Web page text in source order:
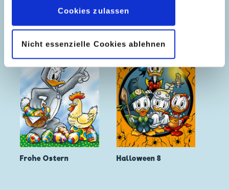
Cookies zulassen
Nicht essenzielle Cookies ablehnen
Frohe Ostern Halloween 8